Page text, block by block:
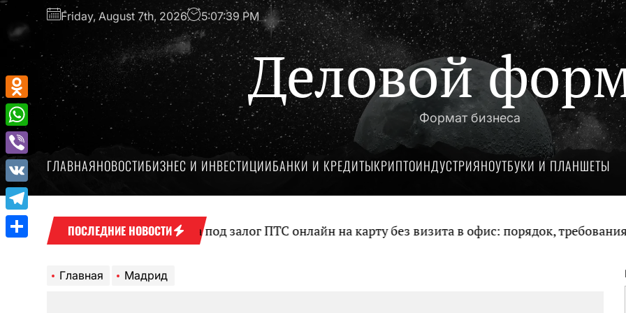
Перейти
содержимому
Friday, August 7th, 2026 5:07:40 PM
Деловой
Формат бизнеса
ГЛАВНАЯНОВОСТИБИЗНЕС И ИНВЕСТИЦИИБАНКИ И КРЕДИТЫКРИПТОИНДУСТРИЯНОУТБУКИ И ПЛАНШЕТЫ
ПОСЛЕДНИЕ НОВОСТИ
Оформление займа под залог ПТС онлайн на карту без визита в офис: порядок, требования и
Главная Мадрид
Odnoklassniki
WhatsApp
Viber
VK
Telegram
Отправить